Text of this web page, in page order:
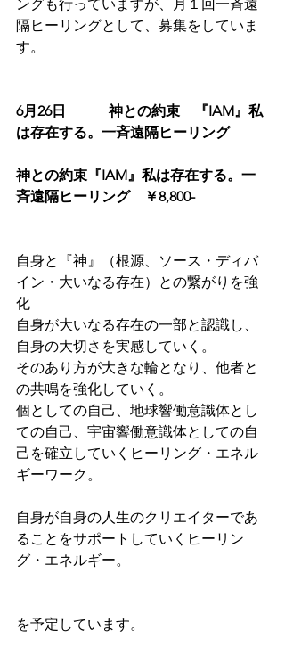
ングも行っていますが、月１回一斉遠
隔ヒーリングとして、募集をしていま
す。
6月26日　　　神との約束　『IAM』私
は存在する。一斉遠隔ヒーリング
神との約束『IAM』私は存在する。一
斉遠隔ヒーリング　￥8,800-
自身と『神』（根源、ソース・ディバ
イン・大いなる存在）との繋がりを強
化
自身が大いなる存在の一部と認識し、
自身の大切さを実感していく。
そのあり方が大きな輪となり、他者と
の共鳴を強化していく。
個としての自己、地球響働意識体とし
ての自己、宇宙響働意識体としての自
己を確立していくヒーリング・エネル
ギーワーク。
自身が自身の人生のクリエイターであ
ることをサポートしていくヒーリン
グ・エネルギー。
を予定しています。